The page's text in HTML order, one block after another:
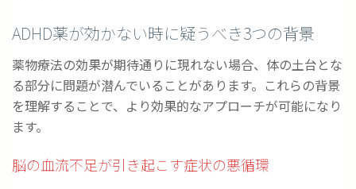
ADHD薬が効かない時に疑うべき3つの背景
薬物療法の効果が期待通りに現れない場合、体の土台とな
る部分に問題が潜んでいることがあります。これらの背景
を理解することで、より効果的なアプローチが可能になり
ます。
脳の血流不足が引き起こす症状の悪循環